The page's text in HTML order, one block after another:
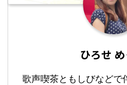
ひろせ
歌声喫茶ともしびなどで